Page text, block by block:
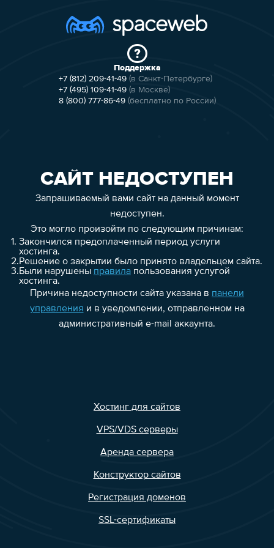
Поддержка
+7 (812) 209-41-49 (в Санкт-Петербурге)
+7 (495) 109-41-49 (в Москве)
8 (800) 777-86-49 (бесплатно по России)
САЙТ НЕДОСТУПЕН
Запрашиваемый вами сайт на данный момент
недоступен.
Это могло произойти по следующим причинам:
1. Закончился предоплаченный период услуги
хостинга.
2.Решение о закрытии было принято владельцем сайта.
3.Были нарушены правилапользования услугой
хостинга.
Причина недоступности сайта указана в панели
управления и в уведомлении, отправленном на
административный e-mail аккаунта.
Хостинг для сайтов
VPS/VDS серверы
Аренда сервера
Конструктор сайтов
Регистрация доменов
SSL-сертификаты